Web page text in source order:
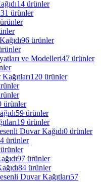
14 ürünler
31 ürünler
96 ürünler
ve Modelleri47 ürünler
120 ürünler
ürünler
59 ürünler
19 ürünler
Duvar Kağıdı0 ürünler
ürünler
97 ürünler
84 ürünler
Duvar Kağıtları57